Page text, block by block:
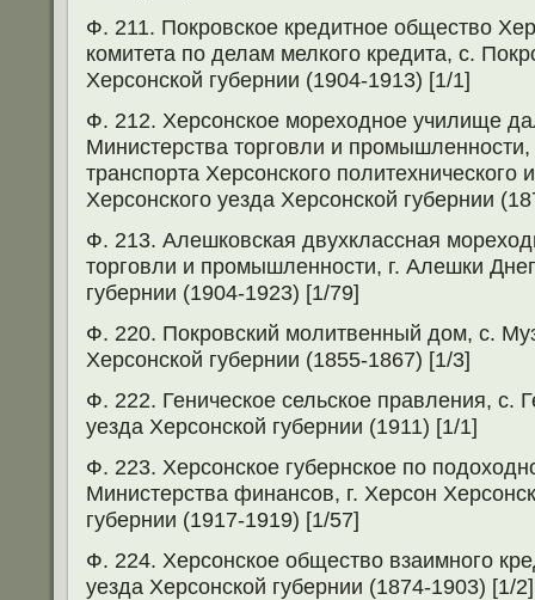
Ф. 211. Покровское кредитное общество
комитета по делам мелкого кредита, с.
Херсонской губернии (1904-1913) [1/1]
Ф. 212. Херсонское мореходное училище
Министерства торговли и промышленности,
транспорта Херсонского политехнического
Херсонского уезда Херсонской губернии
Ф. 213. Алешковская двухклассная
торговли и промышленности, г. Алешки
губернии (1904-1923) [1/79]
Ф. 220. Покровский молитвенный дом, с.
Херсонской губернии (1855-1867) [1/3]
Ф. 222. Геническое сельское правления, с.
уезда Херсонской губернии (1911) [1/1]
Ф. 223. Херсонское губернское по
Министерства финансов, г. Херсон
губернии (1917-1919) [1/57]
Ф. 224. Херсонское общество взаимного
уезда Херсонской губернии (1874-1903) [1/2]